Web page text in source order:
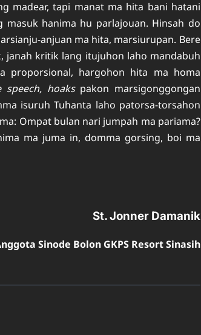
madear, tapi manat ma hita bani hatani
masuk hanima hu parlajouan. Hinsah do
anjuan ma hita, marsiurupan. Bere
janah kritik lang itujuhon laho mandabuh
proporsional, hargohon hita ma homa
speech, hoakspakon marsigonggongan
isuruh Tuhanta laho patorsa-torsahon
Ompat bulan nari jumpah ma pariama?
ma juma in, domma gorsing, boi ma
St. Jonner Damanik
Sinode Bolon GKPS Resort Sinasih